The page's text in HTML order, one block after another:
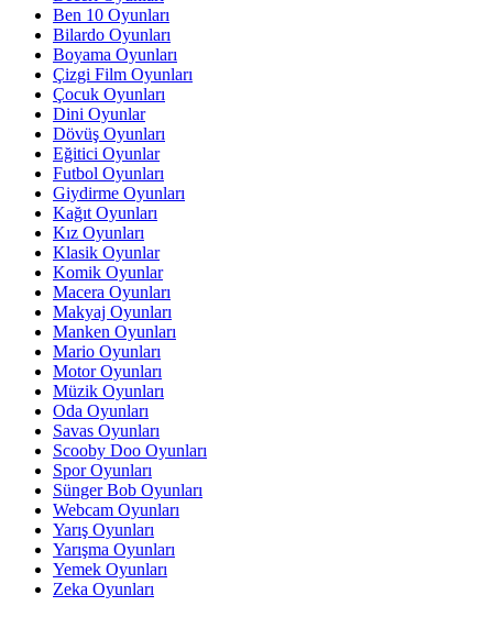
Ben 10 Oyunları
Bilardo Oyunları
Boyama Oyunları
Çizgi Film Oyunları
Çocuk Oyunları
Dini Oyunlar
Dövüş Oyunları
Eğitici Oyunlar
Futbol Oyunları
Giydirme Oyunları
Kağıt Oyunları
Kız Oyunları
Klasik Oyunlar
Komik Oyunlar
Macera Oyunları
Makyaj Oyunları
Manken Oyunları
Mario Oyunları
Motor Oyunları
Müzik Oyunları
Oda Oyunları
Savas Oyunları
Scooby Doo Oyunları
Spor Oyunları
Sünger Bob Oyunları
Webcam Oyunları
Yarış Oyunları
Yarışma Oyunları
Yemek Oyunları
Zeka Oyunları